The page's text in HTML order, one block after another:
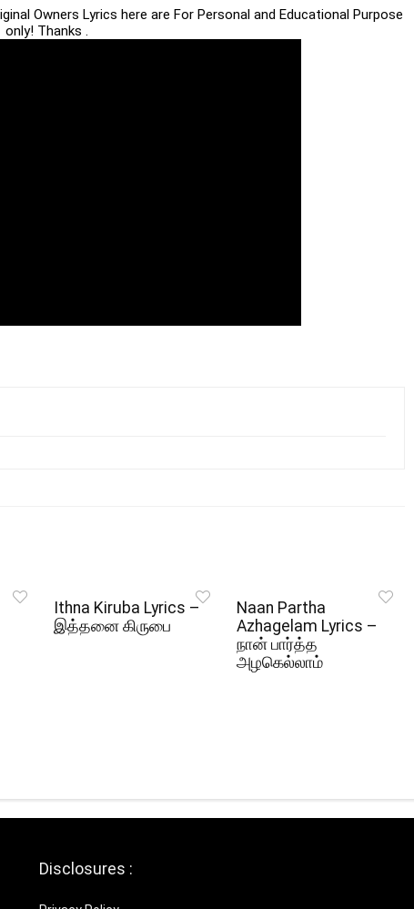
Owners Lyrics here are For Personal and Educational Purpose
only! Thanks .
Ithna Kiruba Lyrics –
இத்தனை கிருபை
Naan Partha
Azhagelam Lyrics –
நான் பார்த்த
அழகெல்லாம்
Disclosures :